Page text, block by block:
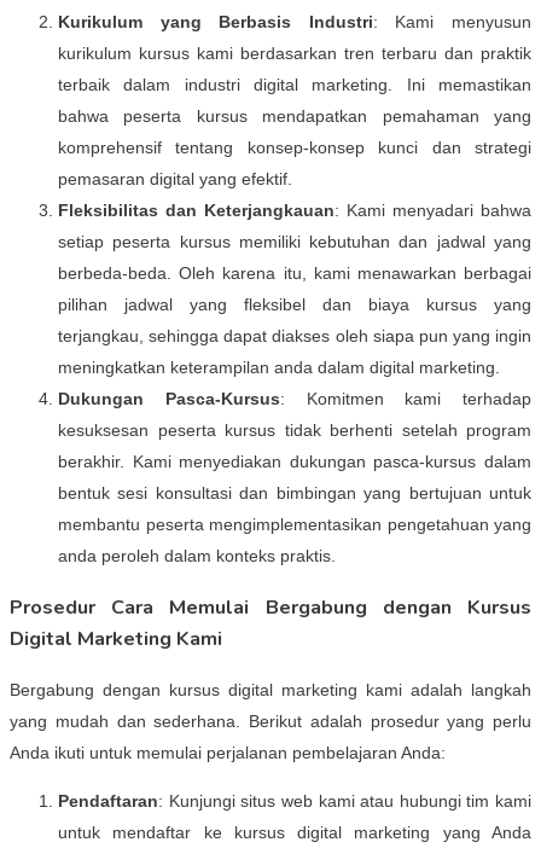
Kurikulum yang Berbasis Industri: Kami menyusun
kurikulum kursus kami berdasarkan tren terbaru dan praktik
terbaik dalam industri digital marketing. Ini memastikan
bahwa peserta kursus mendapatkan pemahaman yang
komprehensif tentang konsep-konsep kunci dan strategi
pemasaran digital yang efektif.
Fleksibilitas dan Keterjangkauan: Kami menyadari bahwa
setiap peserta kursus memiliki kebutuhan dan jadwal yang
berbeda-beda. Oleh karena itu, kami menawarkan berbagai
pilihan jadwal yang fleksibel dan biaya kursus yang
terjangkau, sehingga dapat diakses oleh siapa pun yang ingin
meningkatkan keterampilan anda dalam digital marketing.
Dukungan Pasca-Kursus: Komitmen kami terhadap
kesuksesan peserta kursus tidak berhenti setelah program
berakhir. Kami menyediakan dukungan pasca-kursus dalam
bentuk sesi konsultasi dan bimbingan yang bertujuan untuk
membantu peserta mengimplementasikan pengetahuan yang
anda peroleh dalam konteks praktis.
Prosedur Cara Memulai Bergabung dengan Kursus
Digital Marketing Kami
Bergabung dengan kursus digital marketing kami adalah langkah
yang mudah dan sederhana. Berikut adalah prosedur yang perlu
Anda ikuti untuk memulai perjalanan pembelajaran Anda:
Pendaftaran: Kunjungi situs web kami atau hubungi tim kami
untuk mendaftar ke kursus digital marketing yang Anda